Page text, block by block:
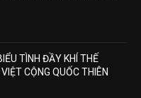
TÌNH ĐẦY KHÍ THẾ
CỘNG QUỐC THIÊN